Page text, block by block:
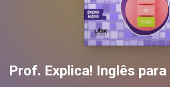
Prof. Explica! Inglês para